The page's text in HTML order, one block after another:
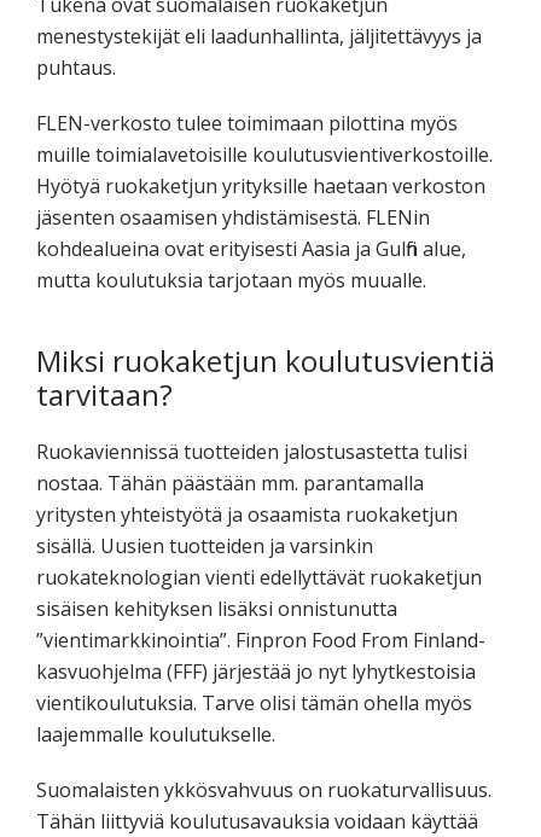
menestystekijät eli laadunhallinta, jäljitettävyys ja
puhtaus.
FLEN-verkosto tulee toimimaan pilottina myös
muille toimialavetoisille koulutusvientiverkostoille.
Hyötyä ruokaketjun yrityksille haetaan verkoston
jäsenten osaamisen yhdistämisestä. FLENin
kohdealueina ovat erityisesti Aasia ja Gulfin alue,
mutta koulutuksia tarjotaan myös muualle.
Miksi ruokaketjun koulutusvientiä
tarvitaan?
Ruokaviennissä tuotteiden jalostusastetta tulisi
nostaa. Tähän päästään mm. parantamalla
yritysten yhteistyötä ja osaamista ruokaketjun
sisällä. Uusien tuotteiden ja varsinkin
ruokateknologian vienti edellyttävät ruokaketjun
sisäisen kehityksen lisäksi onnistunutta
”vientimarkkinointia”. Finpron Food From Finland-
kasvuohjelma (FFF) järjestää jo nyt lyhytkestoisia
vientikoulutuksia. Tarve olisi tämän ohella myös
laajemmalle koulutukselle.
Suomalaisten ykkösvahvuus on ruokaturvallisuus.
Tähän liittyviä koulutusavauksia voidaan käyttää